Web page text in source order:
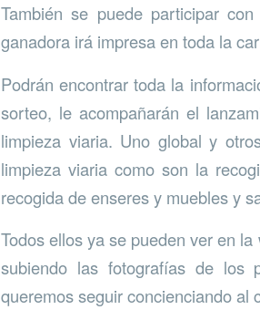
También se puede participar
ganadora irá impresa en toda la
Podrán encontrar toda la
sorteo, le acompañarán el
limpieza viaria. Uno global y
limpieza viaria como son la
recogida de enseres y muebles y
Todos ellos ya se pueden ver en
subiendo las fotografías de los
queremos seguir concienciando al